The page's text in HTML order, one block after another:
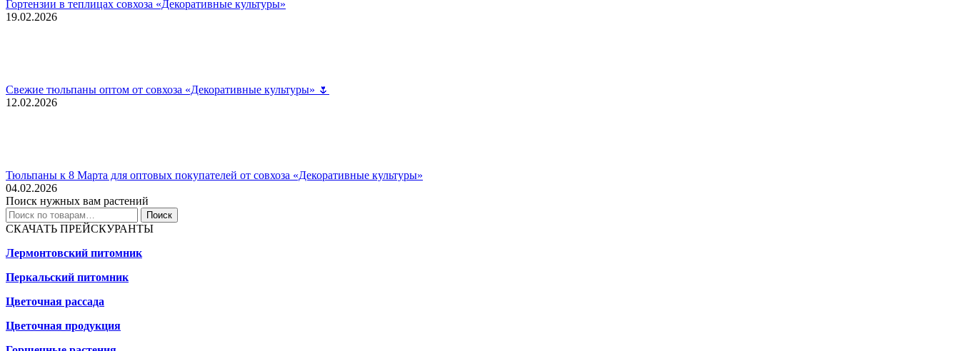
Гортензии в теплицах совхоза «Декоративные культуры»
19.02.2026
Свежие тюльпаны оптом от совхоза «Декоративные культуры» 🌷
12.02.2026
Тюльпаны к 8 Марта для оптовых покупателей от совхоза «Декоративные культуры»
04.02.2026
Поиск нужных вам растений
Искать:
Поиск
СКАЧАТЬ ПРЕЙСКУРАНТЫ
Лермонтовский питомник
Перкальский питомник
Цветочная рассада
Цветочная продукция